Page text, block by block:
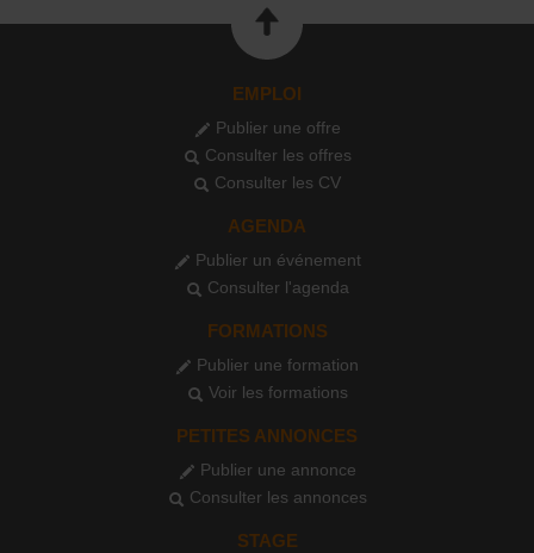
EMPLOI
Publier une offre
Consulter les offres
Consulter les CV
AGENDA
Publier un événement
Consulter l'agenda
FORMATIONS
Publier une formation
Voir les formations
PETITES ANNONCES
Publier une annonce
Consulter les annonces
STAGE